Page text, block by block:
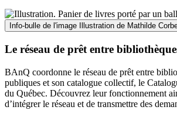
Info-bulle de l'image Illustration de Mathilde
Le réseau de prêt entre
BAnQ coordonne le réseau de prêt entre
publiques et son catalogue collectif, le
du Québec. Découvrez leur fonctionnement
d’intégrer le réseau et de transmettre des